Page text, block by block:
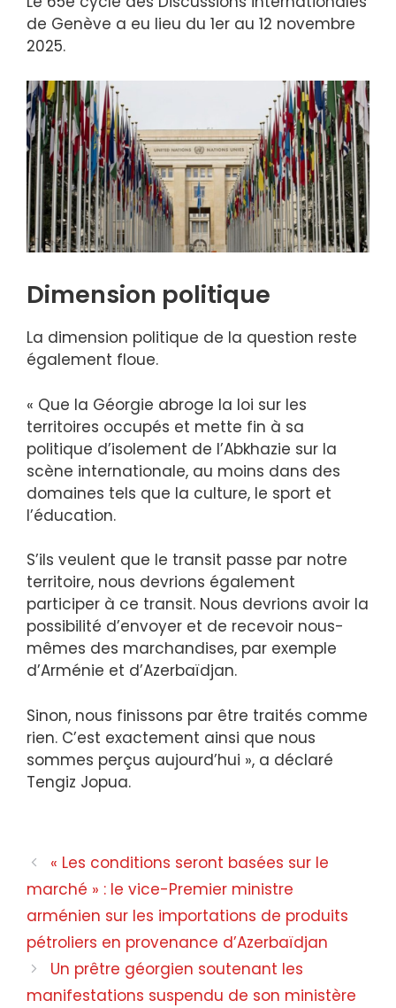
de Genève a eu lieu du 1er au 12 novembre
2025.
Dimension politique
La dimension politique de la question reste
également floue.
« Que la Géorgie abroge la loi sur les
territoires occupés et mette fin à sa
politique d’isolement de l’Abkhazie sur la
scène internationale, au moins dans des
domaines tels que la culture, le sport et
l’éducation.
S’ils veulent que le transit passe par notre
territoire, nous devrions également
participer à ce transit. Nous devrions avoir la
possibilité d’envoyer et de recevoir nous-
mêmes des marchandises, par exemple
d’Arménie et d’Azerbaïdjan.
Sinon, nous finissons par être traités comme
rien. C’est exactement ainsi que nous
sommes perçus aujourd’hui », a déclaré
Tengiz Jopua.
« Les conditions seront basées sur le
marché » : le vice-Premier ministre
arménien sur les importations de produits
pétroliers en provenance d’Azerbaïdjan
Un prêtre géorgien soutenant les
manifestations suspendu de son ministère